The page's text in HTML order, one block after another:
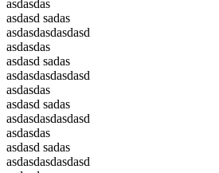
asdasdas
asdasd sadas
asdasdasdasdasd
asdasdas
asdasd sadas
asdasdasdasdasd
asdasdas
asdasd sadas
asdasdasdasdasd
asdasdas
asdasd sadas
asdasdasdasdasd